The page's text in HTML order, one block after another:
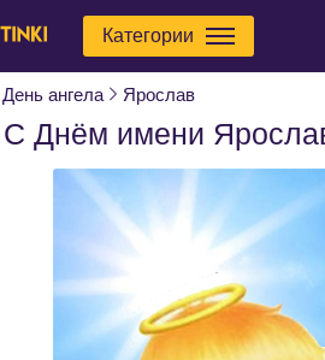
Категории
День ангела Ярослав
С Днём имени